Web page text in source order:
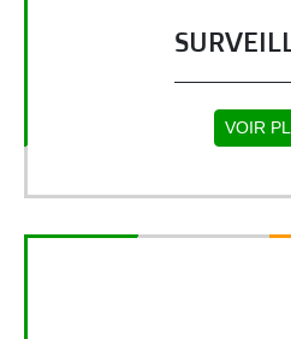
VOIR